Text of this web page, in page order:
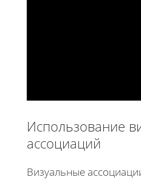
Использование
ассоциаций
Визуальные